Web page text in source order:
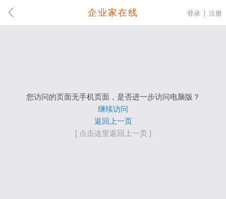
企业家在线 登录 注册
您访问的页面无手机页面，是否进一步访问电脑版？
继续访问
返回上一页
[ 点击这里返回上一页 ]